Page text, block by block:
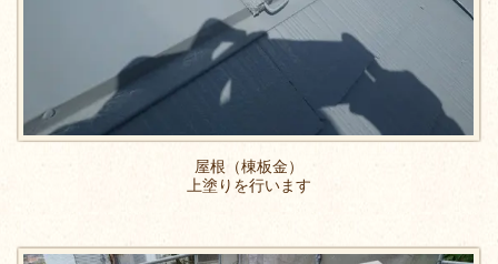
屋根（棟板金）
上塗りを行います